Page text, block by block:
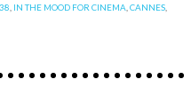
IN THE MOOD FOR CINEMA ,CANNES